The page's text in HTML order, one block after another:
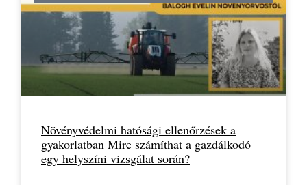
Növényvédelmi hatósági ellenőrzések a
gyakorlatban Mire számíthat a gazdálkodó
egy helyszíni vizsgálat során?